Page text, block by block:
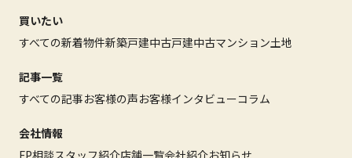
買いたい
すべての新着物件新築戸建中古戸建中古マンション土地
記事一覧
すべての記事お客様の声お客様インタビューコラム
会社情報
FP相談スタッフ紹介店舗一覧会社紹介お知らせ